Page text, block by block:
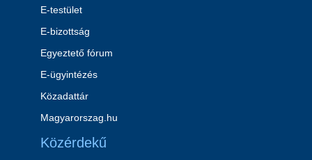
E-testület
E-bizottság
Egyeztető fórum
E-ügyintézés
Közadattár
Magyarorszag.hu
Közérdekű